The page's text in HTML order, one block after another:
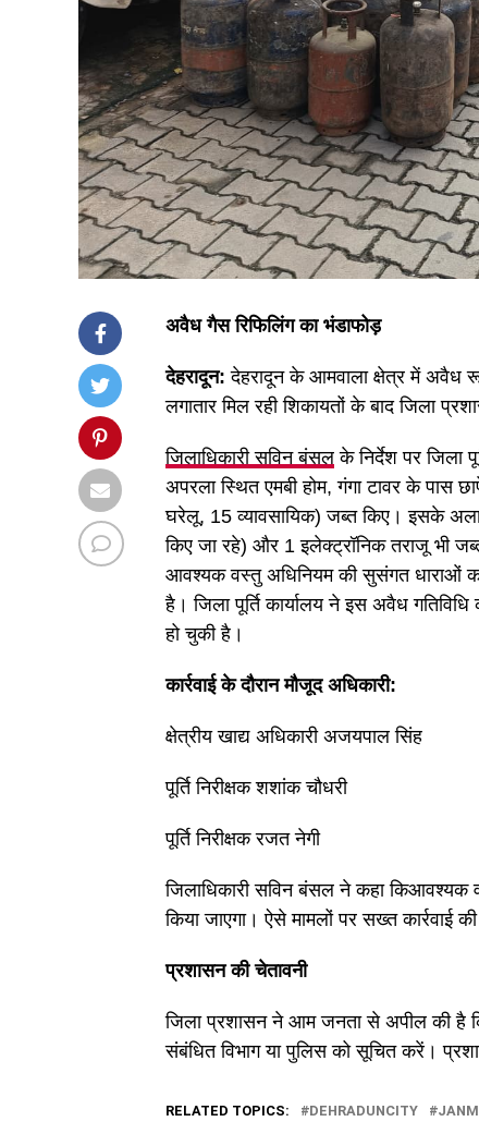
अवैध गैस रिफिलिंग का भंडाफोड़
देहरादून: देहरादून के आमवाला क्षेत्र में अवैध
लगातार मिल रही शिकायतों के बाद जिला
जिलाधिकारी सविन बंसल के निर्देश पर जिला
अपरला स्थित एमबी होम, गंगा टावर के पास
घरेलू, 15 व्यावसायिक) जब्त किए। इसके
किए जा रहे) और 1 इलेक्ट्रॉनिक तराजू भी
आवश्यक वस्तु अधिनियम की सुसंगत धाराओं
है। जिला पूर्ति कार्यालय ने इस अवैध
हो चुकी है।
कार्रवाई के दौरान मौजूद अधिकारी:
क्षेत्रीय खाद्य अधिकारी अजयपाल सिंह
पूर्ति निरीक्षक शशांक चौधरी
पूर्ति निरीक्षक रजत नेगी
जिलाधिकारी सविन बंसल ने कहा किआवश्यक
किया जाएगा। ऐसे मामलों पर सख्त कार्रवाई
प्रशासन की चेतावनी
जिला प्रशासन ने आम जनता से अपील की है
संबंधित विभाग या पुलिस को सूचित करें।
RELATED TOPICS: DEHRADUNCITY